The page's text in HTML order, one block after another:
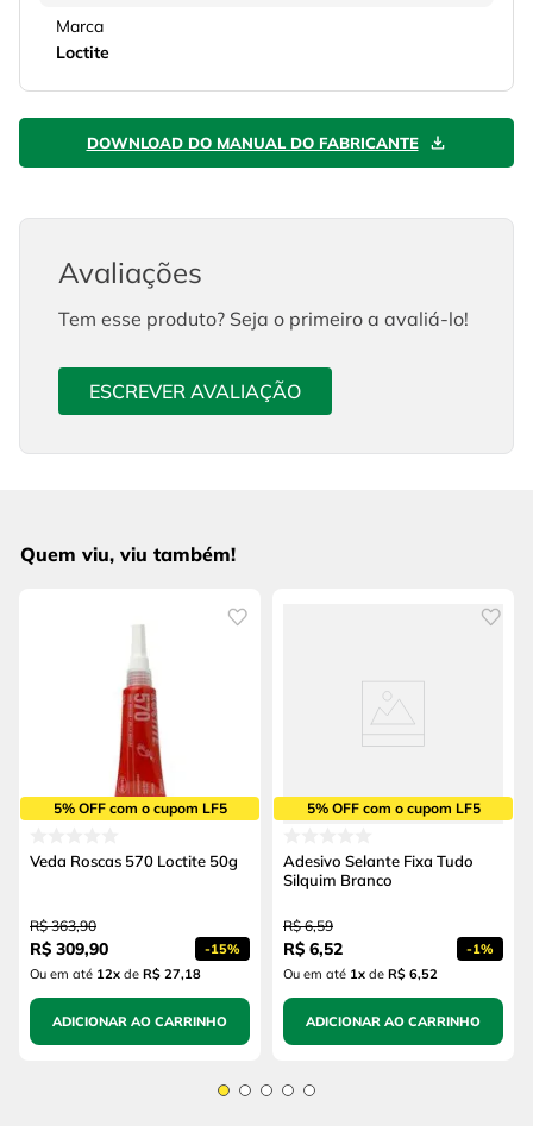
Marca
Loctite
DOWNLOAD DO MANUAL DO FABRICANTE
Avaliações
Tem esse produto? Seja o primeiro a avaliá-lo!
ESCREVER AVALIAÇÃO
Quem viu, viu também!
5% OFF com o cupom LF5
Veda Roscas 570 Loctite 50g
R$ 363,90
R$ 309,90 -15%
Ou em até 12x de R$ 27,18
ADICIONAR AO CARRINHO
5% OFF com o cupom LF5
Adesivo Selante Fixa Tudo
Silquim Branco
R$ 6,59
R$ 6,52 -1%
Ou em até 1x de R$ 6,52
ADICIONAR AO CARRINHO